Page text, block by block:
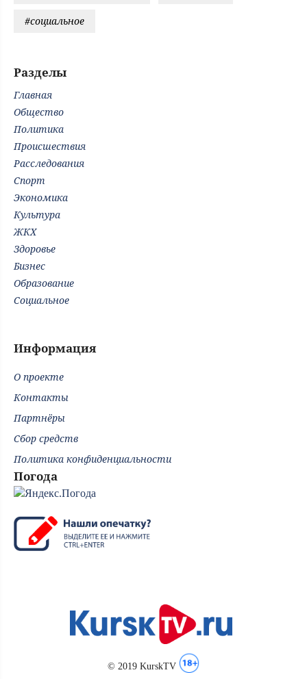
#социальное
Разделы
Главная
Общество
Политика
Происшествия
Расследования
Спорт
Экономика
Культура
ЖКХ
Здоровье
Бизнес
Образование
Социальное
Информация
О проекте
Контакты
Партнёры
Сбор средств
Политика конфиденциальности
Погода
© 2019 KurskTV